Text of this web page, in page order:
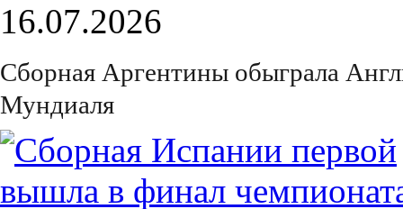
16.07.2026
Сборная Аргентины обыграла
Мундиаля